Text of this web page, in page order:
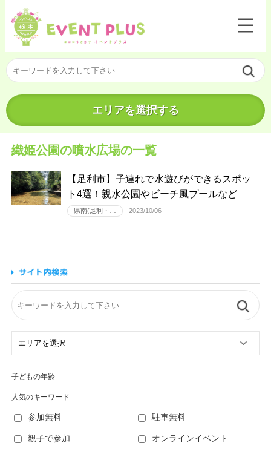
エリアを選択する
織姫公園の噴水広場の一覧
【足利市】子連れで水遊びができるスポッ
ト4選！親水公園やビーチ風プールなど
県南(足利・… 2023/10/06
子どもの年齢
人気のキーワード
参加無料 駐車無料
親子で参加 オンラインイベント